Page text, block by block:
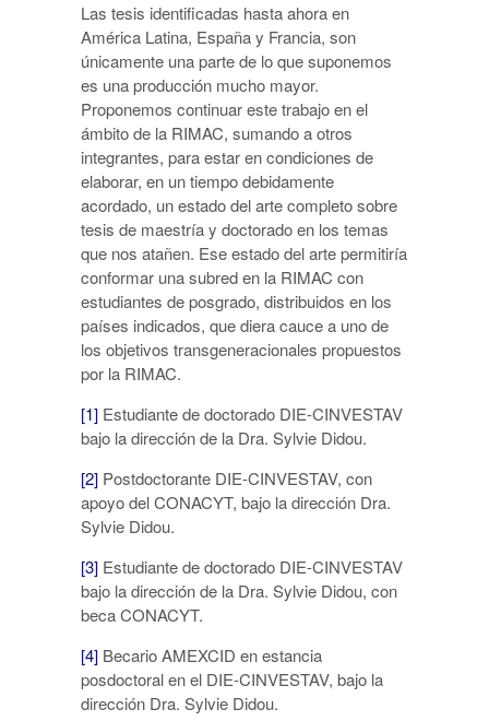
Las tesis identificadas hasta ahora en
América Latina, España y Francia, son
únicamente una parte de lo que suponemos
es una producción mucho mayor.
Proponemos continuar este trabajo en el
ámbito de la RIMAC, sumando a otros
integrantes, para estar en condiciones de
elaborar, en un tiempo debidamente
acordado, un estado del arte completo sobre
tesis de maestría y doctorado en los temas
que nos atañen. Ese estado del arte permitiría
conformar una subred en la RIMAC con
estudiantes de posgrado, distribuidos en los
países indicados, que diera cauce a uno de
los objetivos transgeneracionales propuestos
por la RIMAC.
[1] Estudiante de doctorado DIE-CINVESTAV
bajo la dirección de la Dra. Sylvie Didou.
[2] Postdoctorante DIE-CINVESTAV, con
apoyo del CONACYT, bajo la dirección Dra.
Sylvie Didou.
[3] Estudiante de doctorado DIE-CINVESTAV
bajo la dirección de la Dra. Sylvie Didou, con
beca CONACYT.
[4] Becario AMEXCID en estancia
posdoctoral en el DIE-CINVESTAV, bajo la
dirección Dra. Sylvie Didou.